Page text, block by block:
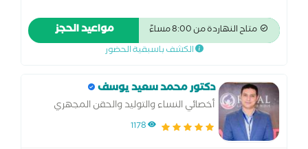
متاح النهاردة من 8:00 مساءً مواعيد الحجز
الكشف باسبقية الحضور
دكتور محمد سعيد يوسف
أخصائي النساء والتوليد والحقن المجهري
1178